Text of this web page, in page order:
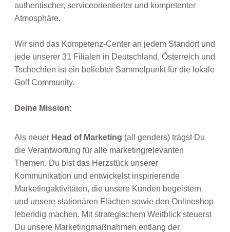
authentischer, serviceorientierter und kompetenter
Atmosphäre.
Wir sind das Kompetenz-Center an jedem Standort und
jede unserer 31 Filialen in Deutschland, Österreich und
Tschechien ist ein beliebter Sammelpunkt für die lokale
Golf Community.
Deine Mission:
Als neuer Head of Marketing (all genders) trägst Du
die Verantwortung für alle marketingrelevanten
Themen. Du bist das Herzstück unserer
Kommunikation und entwickelst inspirierende
Marketingaktivitäten, die unsere Kunden begeistern
und unsere stationären Flächen sowie den Onlineshop
lebendig machen. Mit strategischem Weitblick steuerst
Du unsere Marketingmaßnahmen entlang der